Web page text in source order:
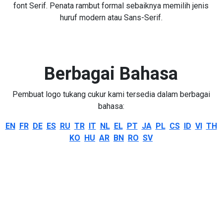
font Serif. Penata rambut formal sebaiknya memilih jenis
huruf modern atau Sans-Serif.
Berbagai Bahasa
Pembuat logo tukang cukur kami tersedia dalam berbagai
bahasa:
EN FR DE ES RU TR IT NL EL PT JA PL CS ID VI TH
KO HU AR BN RO SV